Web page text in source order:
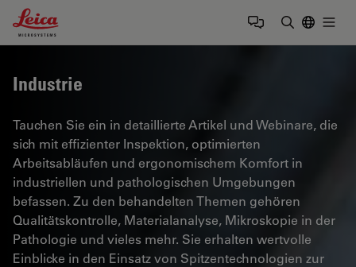
Leica Microsystems Logo
Industrie
Tauchen Sie ein in detaillierte Artikel und Webinare, die
sich mit effizienter Inspektion, optimierten
Arbeitsabläufen und ergonomischem Komfort in
industriellen und pathologischen Umgebungen
befassen. Zu den behandelten Themen gehören
Qualitätskontrolle, Materialanalyse, Mikroskopie in der
Pathologie und vieles mehr. Sie erhalten wertvolle
Einblicke in den Einsatz von Spitzentechnologien zur